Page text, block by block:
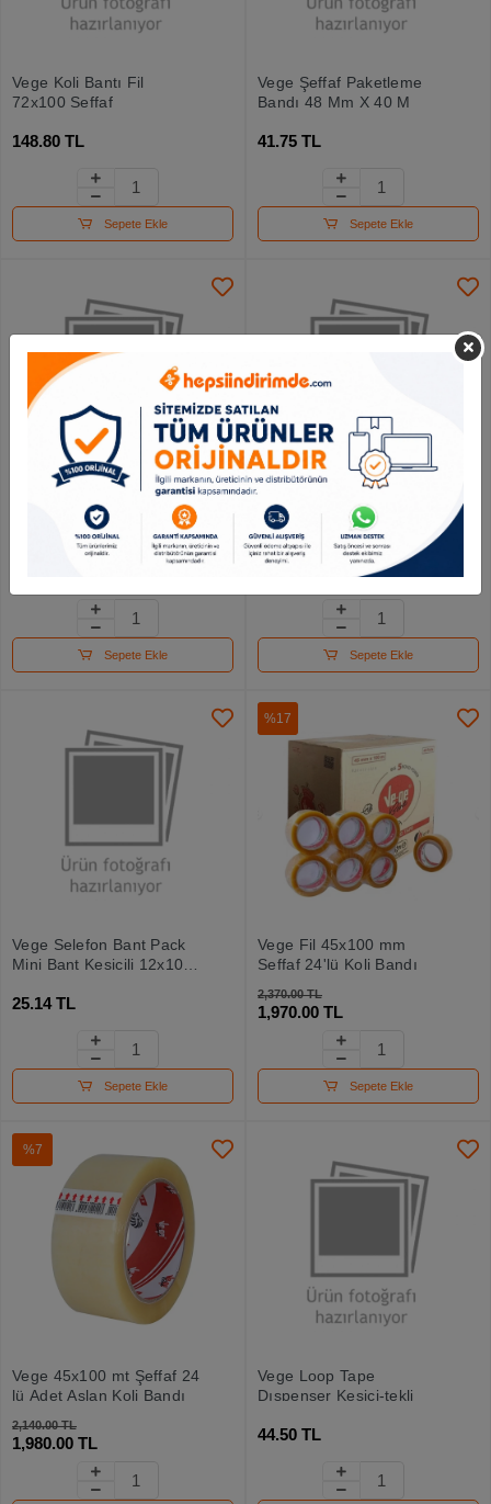
Vege Koli Bantı Fil
72x100 Seffaf
148.80 TL
Sepete Ekle
Vege Şeffaf Paketleme
Bandı 48 Mm X 40 M
41.75 TL
Sepete Ekle
Vege Koli Bantı Aslan
19x66 Şeffaf
Sepete Ekle
Vege Bant Çift Taraflı V-
hb 1 Inc 0.8 Mm
18mmx1.5m Siyah
Sepete Ekle
Vege Selefon Bant Pack
Mini Bant Kesicili 12x10 2
25.14 TL
Sepete Ekle
Vege Fil 45x100 mm
Şeffaf 24'lü Koli Bandı
%17
2,370.00 TL
1,970.00 TL
Sepete Ekle
Vege 45x100 mt Şeffaf 24
lü Adet Aslan Koli Bandı
%7
2,140.00 TL
1,980.00 TL
Vege Loop Tape
Dıspenser Kesici-tekli
44.50 TL